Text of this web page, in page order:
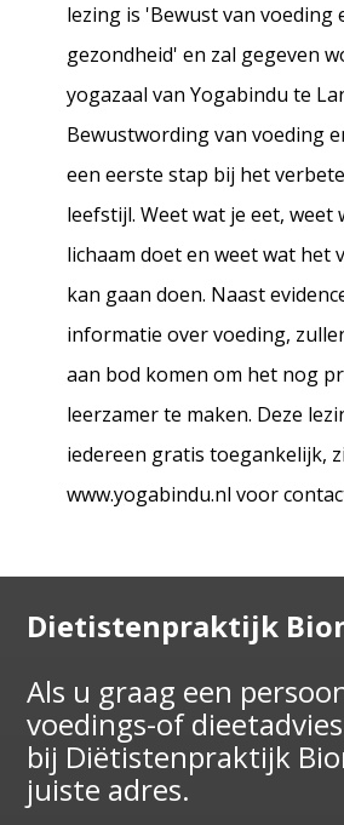
Contact
Nieuws
lezing is 'Bewust van voeding
gezondheid' en zal gegeven
yogazaal van Yogabindu te
Bewustwording van voeding
een eerste stap bij het
leefstijl. Weet wat je eet, weet
lichaam doet en weet wat het
kan gaan doen. Naast
informatie over voeding,
aan bod komen om het nog
leerzamer te maken. Deze
iedereen gratis toegankelijk,
www.yogabindu.nl voor
Dietistenpraktijk
Als u graag een
voedings-of
bij Diëtistenpraktijk
juiste adres.